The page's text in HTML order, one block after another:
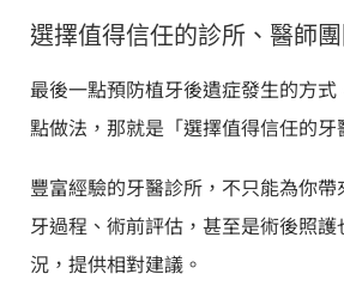
選擇值得信任的診所、醫師
最後一點預防植牙後遺症發生的方
點做法，那就是「選擇值得信任的牙
豐富經驗的牙醫診所，不只能為你
牙過程、術前評估，甚至是術後照
況，提供相對建議。